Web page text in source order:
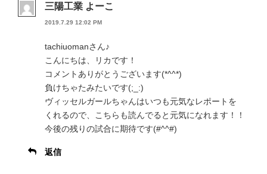
三陽工業 よーこ
2019.7.29 12:02 PM
tachiuomanさん♪
こんにちは、リカです！
コメントありがとうございます(*^^*)
負けちゃたみたいです(;_:)
ヴィッセルガールちゃんはいつも元気なレポートを
くれるので、こちらも読んでると元気になれます！！
今後の残りの試合に期待です(#^^#)
返信